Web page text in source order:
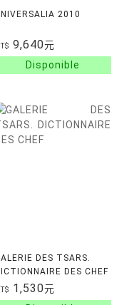
2010
9,640元
DES TSARS.
DES CHEF
1,530元